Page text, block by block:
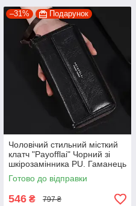
–31% Подарунок
Чоловічий стильний місткий
клатч "Payofflai" Чорний зі
шкірозамінника PU. Гаманець
портмоне зі штучної шкіри
Готово до відправки
546 ₴ 797 ₴